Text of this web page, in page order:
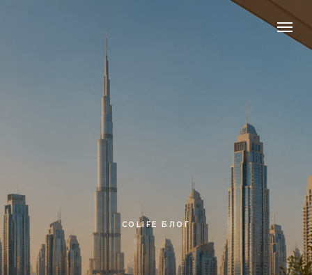
COLIFE БЛОГ